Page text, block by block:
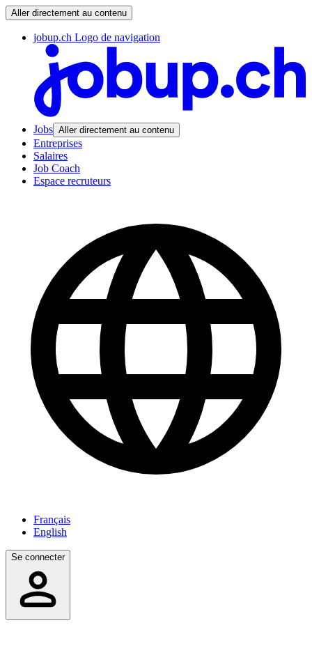
Aller directement au contenu
jobup.ch Logo de navigation
Jobs Aller directement au contenu
Entreprises
Salaires
Job Coach
Espace recruteurs
Français
English
Se connecter